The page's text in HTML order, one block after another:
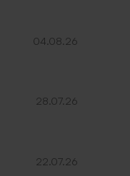
04.08.26
28.07.26
22.07.26